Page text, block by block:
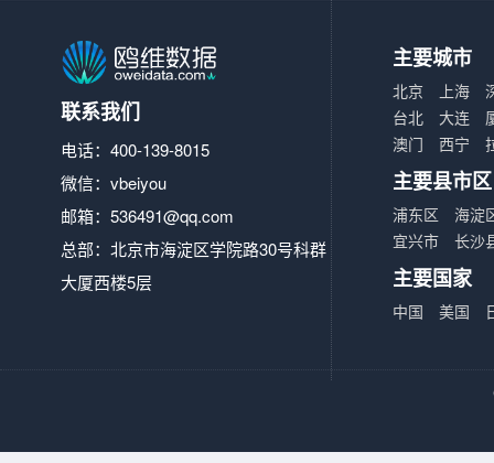
联系我们
电话：400-139-8015
微信：vbeiyou
邮箱： 536491@qq.com
总部：北京市海淀区学院路30号科群
大厦西楼5层
主要城市
北京 上海
台北
大连
澳门
西宁
主要县市区
浦东区
海淀
宜兴市
长沙
主要国家
中国 美国